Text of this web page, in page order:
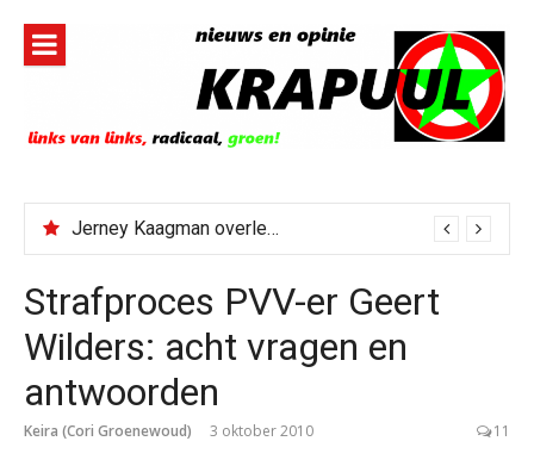
inhoud
Jerney Kaagman overleden
Strafproces PVV-er Geert
Wilders: acht vragen en
antwoorden
Keira (Cori Groenewoud) 3 oktober 2010 11